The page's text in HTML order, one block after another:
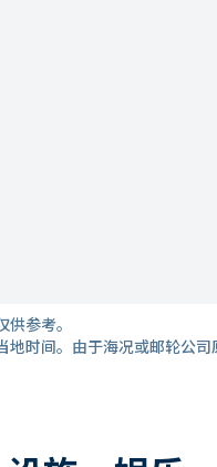
参考。
地时间。由于海况或邮轮公